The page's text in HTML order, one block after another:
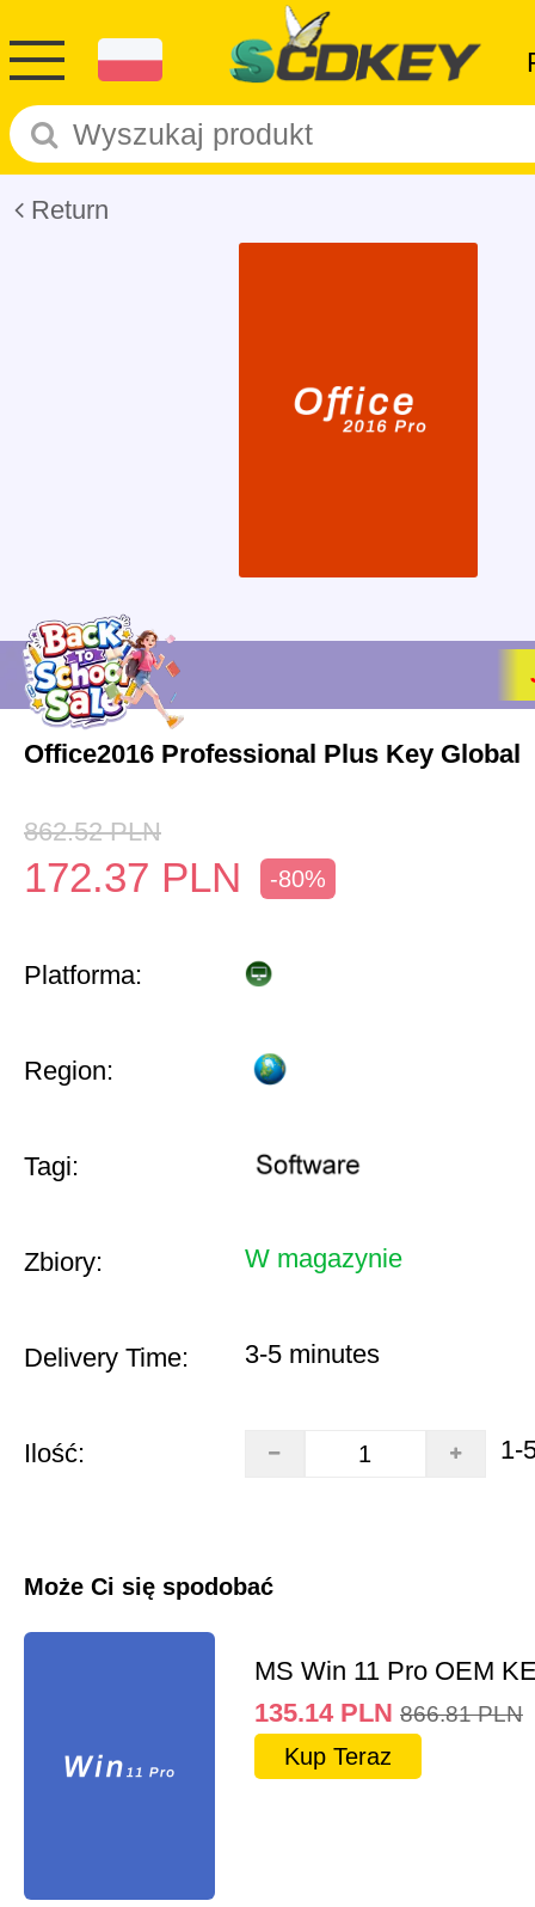
Return
Office2016 Professional Plus Key Global
862.52 PLN
172.37 PLN -80%
Platforma:
Region:
Tagi:
Zbiory: W magazynie
Delivery Time: 3-5 minutes
Ilość: 1-
Może Ci się spodobać
MS Win 11 Pro OEM
135.14 PLN 866.81 PLN
Kup Teraz